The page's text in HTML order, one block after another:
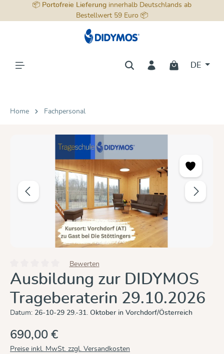
springen
📦 Portofreie Lieferung innerhalb Deutschlands ab
Bestellwert 59 Euro 📦
DE
Home Fachpersonal
Durchschnittliche Bewertung von 0 von 5 Sternen
Bewerten
Ausbildung zur DIDYMOS
Trageberaterin 29.10.2026
Datum: 26-10-29 29.-31. Oktober in Vorchdorf/Österreich
690,00 €
Preise inkl. MwSt. zzgl. Versandkosten